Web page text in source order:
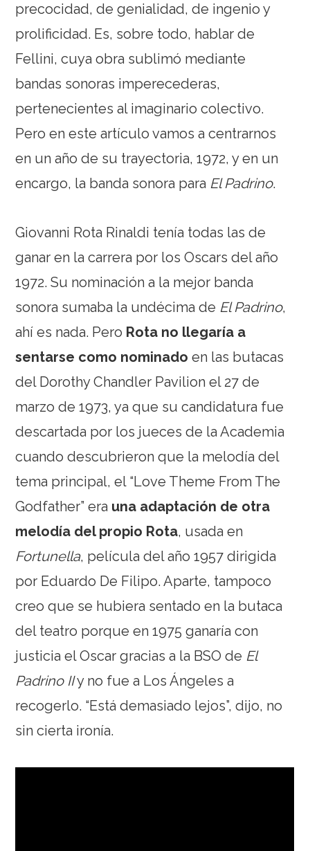
precocidad, de genialidad, de ingenio y
prolificidad. Es, sobre todo, hablar de
Fellini, cuya obra sublimó mediante
bandas sonoras imperecederas,
pertenecientes al imaginario colectivo.
Pero en este artículo vamos a centrarnos
en un año de su trayectoria, 1972, y en un
encargo, la banda sonora para El Padrino.
Giovanni Rota Rinaldi tenía todas las de
ganar en la carrera por los Oscars del año
1972. Su nominación a la mejor banda
sonora sumaba la undécima de El Padrino,
ahí es nada. Pero Rota no llegaría a
sentarse como nominado en las butacas
del Dorothy Chandler Pavilion el 27 de
marzo de 1973, ya que su candidatura fue
descartada por los jueces de la Academia
cuando descubrieron que la melodía del
tema principal, el “Love Theme From The
Godfather” era una adaptación de otra
melodía del propio Rota, usada en
Fortunella, película del año 1957 dirigida
por Eduardo De Filipo. Aparte, tampoco
creo que se hubiera sentado en la butaca
del teatro porque en 1975 ganaría con
justicia el Oscar gracias a la BSO de El
Padrino IIy no fue a Los Ángeles a
recogerlo. “Está demasiado lejos”, dijo, no
sin cierta ironía.